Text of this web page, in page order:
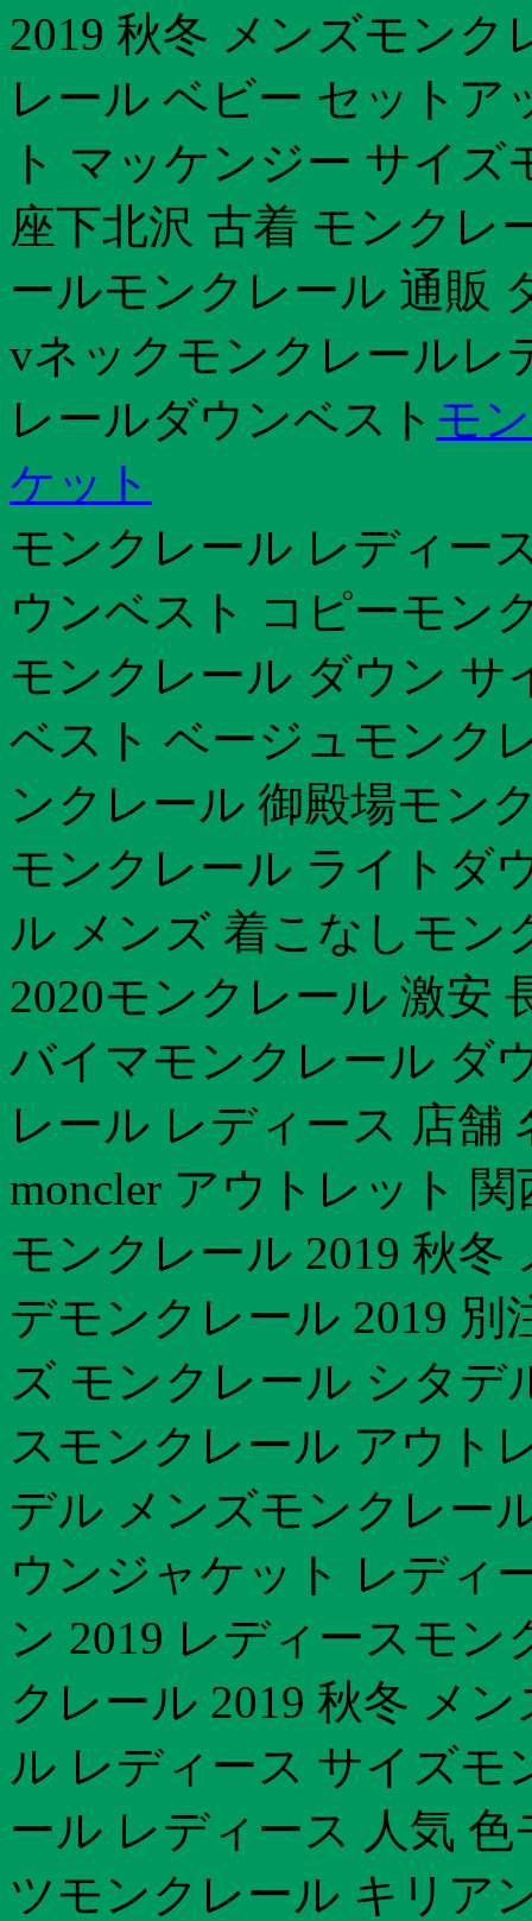
2019 秋冬 メンズモンク
レール ベビー セット
ト マッケンジー サイ
座下北沢 古着 モンクレ
ールモンクレール 通販
vネックモンクレールレ
レールダウンベスト モ
ケット
モンクレール レディー
ウンベスト コピーモン
モンクレール ダウン サ
ベスト ベージュモンク
ンクレール 御殿場モン
モンクレール ライトダ
ル メンズ 着こなしモン
2020モンクレール 激安
バイマモンクレール ダ
レール レディース 店舗
moncler アウトレット
モンクレール 2019 秋
デモンクレール 2019 別
ズ モンクレール シタデ
スモンクレール アウト
デル メンズモンクレー
ウンジャケット レディ
ン 2019 レディースモ
クレール 2019 秋冬 メ
ル レディース サイズモ
ール レディース 人気
ツモンクレール キリア